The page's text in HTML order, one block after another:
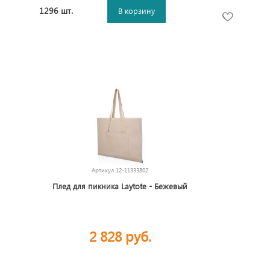
1296 шт. В корзину
Артикул 12-11333802
Плед для пикника Laytote - Бежевый
2 828 руб.